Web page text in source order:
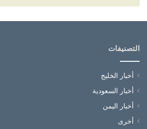
التصنيفات
أخبار الخليج
أخبار السعودية
أخبار اليمن
أخرى